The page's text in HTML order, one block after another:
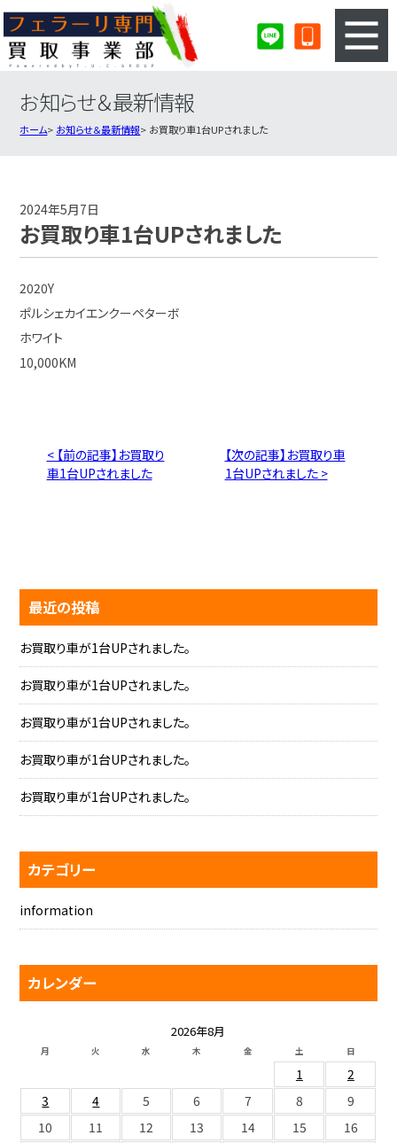
3ステップのカンタン査定
フェラーリ買取実績
お知らせ＆最新情報
ホーム お知らせ＆最新情報 お買取り車1台UPされました
2024年5月7日
お買取り車1台UPされました
2020Y
ポルシェカイエンクーペターボ
ホワイト
10,000KM
< 【前の記事】お買取り
車1台UPされました
【次の記事】お買取り車
1台UPされました >
最近の投稿
お買取り車が1台UPされました。
お買取り車が1台UPされました。
お買取り車が1台UPされました。
お買取り車が1台UPされました。
お買取り車が1台UPされました。
カテゴリー
information
カレンダー
2026年8月
月 火 水 木 金 土 日
1
2
3
4 5 6 7 8
9
10
11 12 13 14 15
16